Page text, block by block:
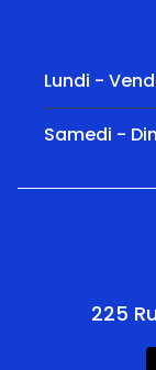
Lundi -
Samedi -
225